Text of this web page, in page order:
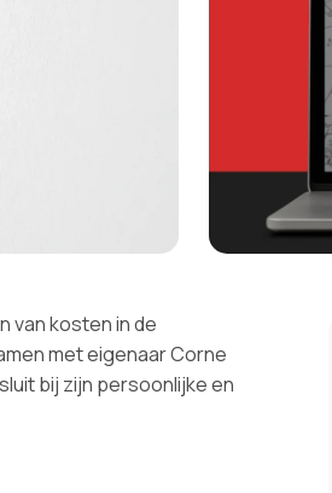
van kosten in de
met eigenaar Corne
bij zijn persoonlijke en